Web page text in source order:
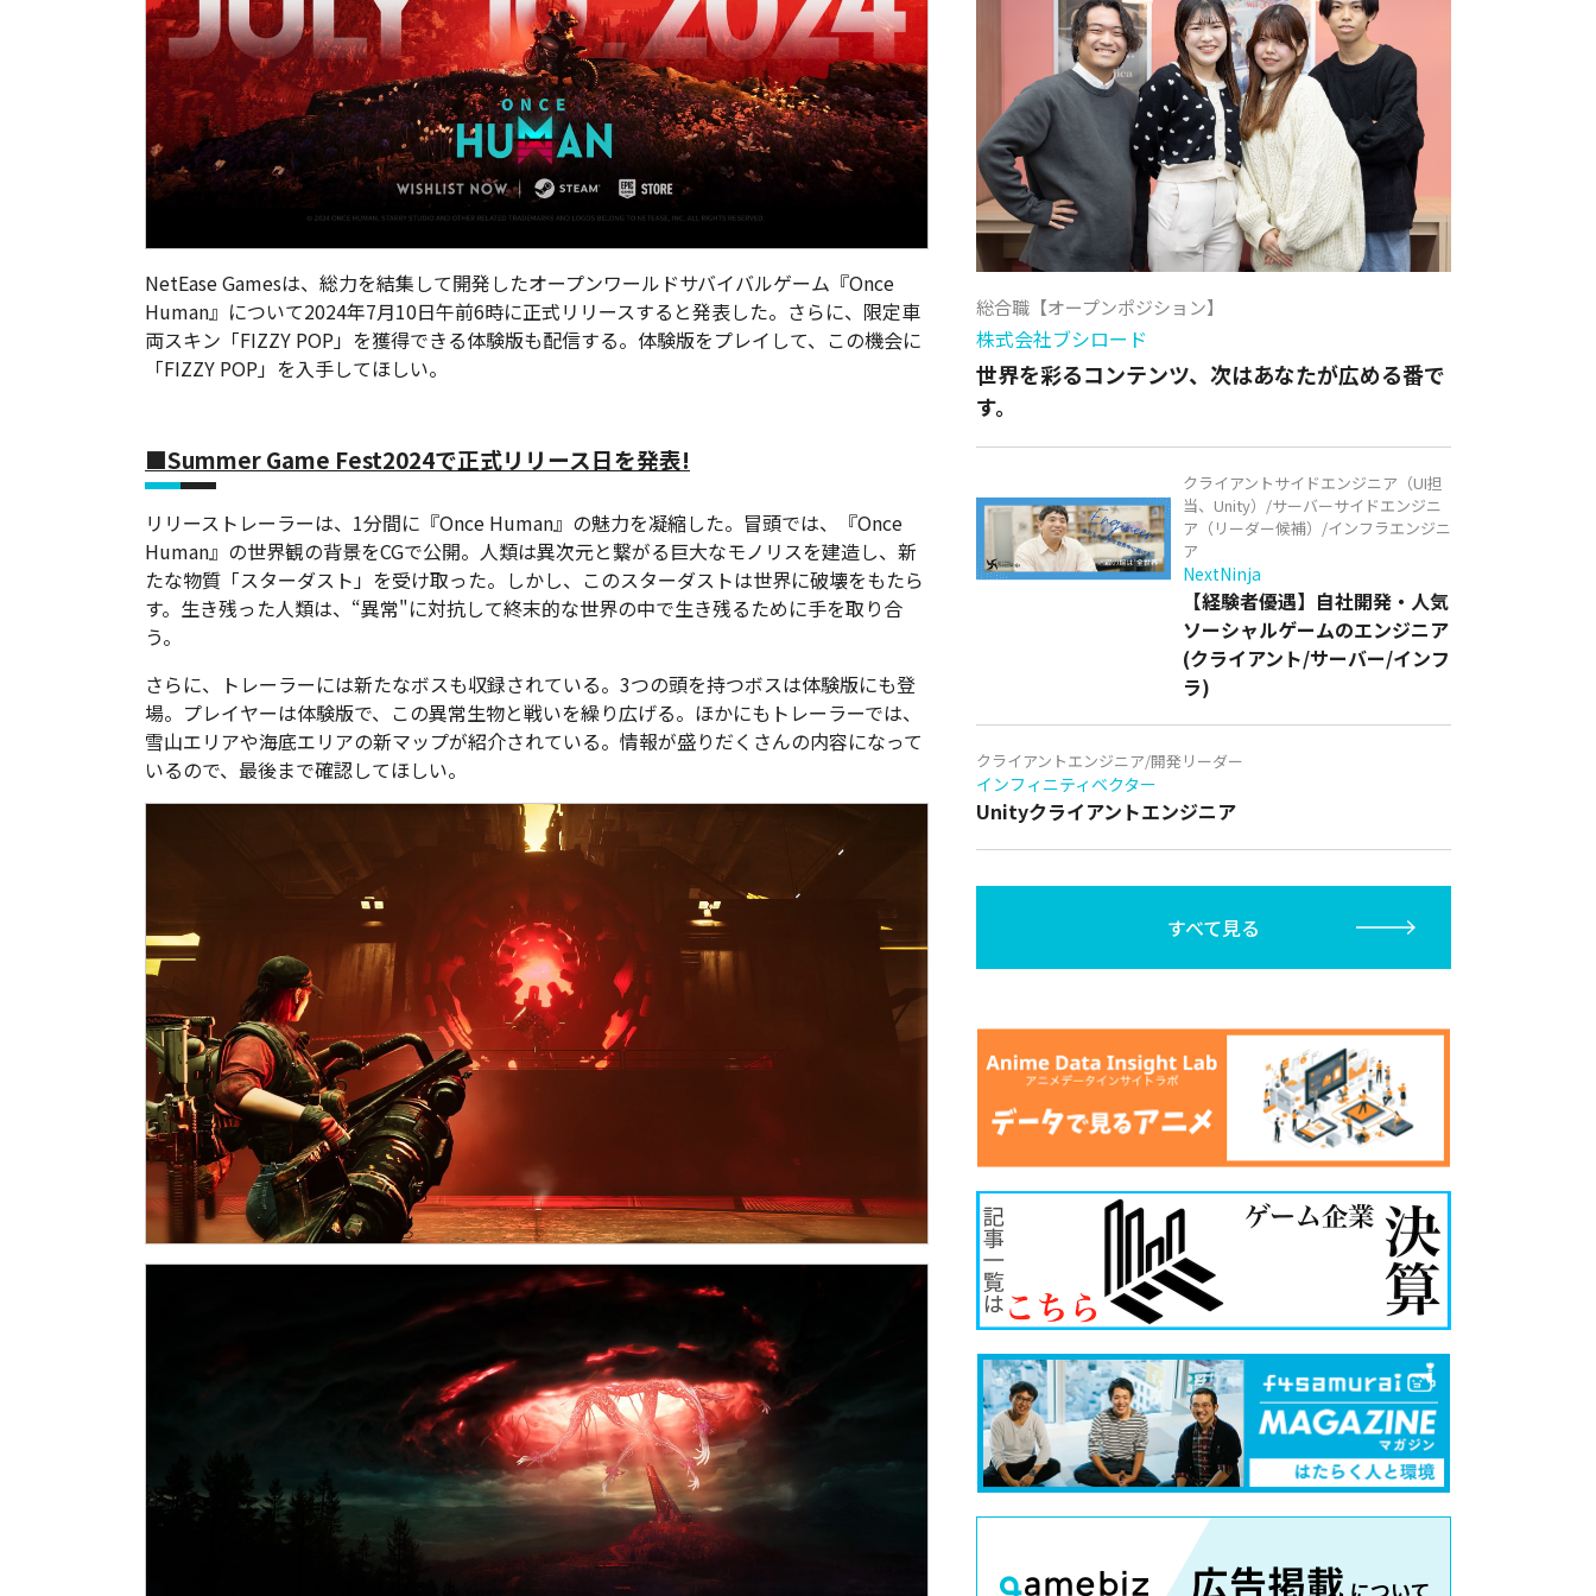
NetEase Gamesは、総力を結集して開発したオープンワールドサバイバルゲーム『Once
Human』について2024年7月10日午前6時に正式リリースすると発表した。さらに、限定車
両スキン「FIZZY POP」を獲得できる体験版も配信する。体験版をプレイして、この機会に
「FIZZY POP」を入手してほしい。
■Summer Game Fest2024で正式リリース日を発表!
リリーストレーラーは、1分間に『Once Human』の魅力を凝縮した。冒頭では、『Once
Human』の世界観の背景をCGで公開。人類は異次元と繋がる巨大なモノリスを建造し、新
たな物質「スターダスト」を受け取った。しかし、このスターダストは世界に破壊をもたら
す。生き残った人類は、“異常"に対抗して終末的な世界の中で生き残るために手を取り合
う。
さらに、トレーラーには新たなボスも収録されている。3つの頭を持つボスは体験版にも登
場。プレイヤーは体験版で、この異常生物と戦いを繰り広げる。ほかにもトレーラーでは、
雪山エリアや海底エリアの新マップが紹介されている。情報が盛りだくさんの内容になって
いるので、最後まで確認してほしい。
総合職【オープンポジション】
株式会社ブシロード
世界を彩るコンテンツ、次はあなたが広める番で
す。
クライアントサイドエンジニア（UI担
当、Unity）/サーバーサイドエンジニ
ア（リーダー候補）/インフラエンジニ
ア
NextNinja
【経験者優遇】自社開発・人気
ソーシャルゲームのエンジニア
(クライアント/サーバー/インフ
ラ)
クライアントエンジニア/開発リーダー
インフィニティベクター
Unityクライアントエンジニア
すべて見る